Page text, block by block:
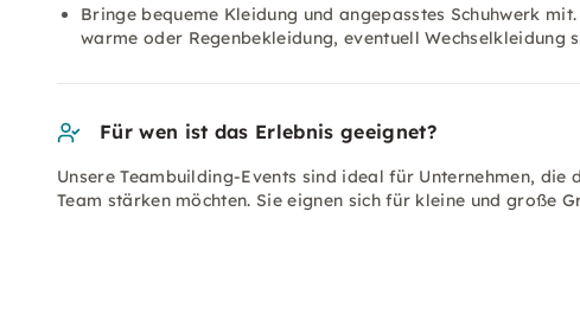
Bringe bequeme Kleidung und angepasstes Schuhwerk
warme oder Regenbekleidung, eventuell Wechselkleidung
Für wen ist das Erlebnis geeignet?
Unsere Teambuilding-Events sind ideal für Unternehmen,
Team stärken möchten. Sie eignen sich für kleine und große